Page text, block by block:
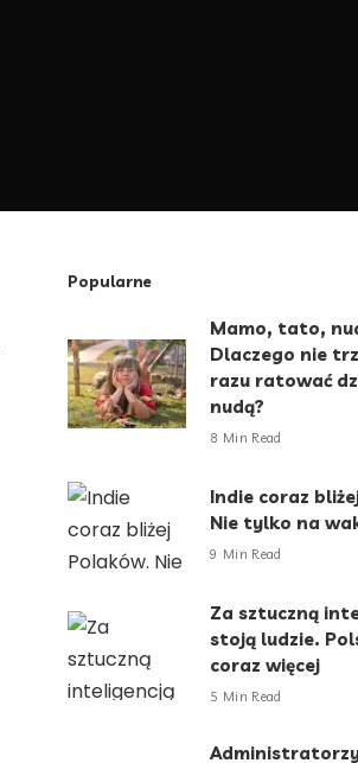
Popularne
Mamo, tato,
Dlaczego nie
razu ratować
nudą?
8 Min Read
Indie coraz
Nie tylko na
9 Min Read
Za sztuczną
stoją ludzie.
coraz więcej
5 Min Read